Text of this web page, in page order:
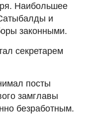
Наибольшее
и
законными.
секретарем
посты
замглавы
безработным.